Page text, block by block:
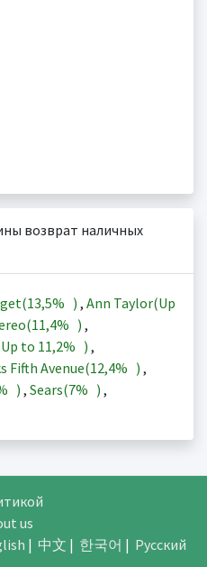
возврат наличных
13,5% ) , Ann Taylor(Up
11,4% ) ,
to 11,2% ) ,
Fifth Avenue(12,4% ) ,
) , Sears(7% ) ,
us
| 中文 | 한국어 | Русский